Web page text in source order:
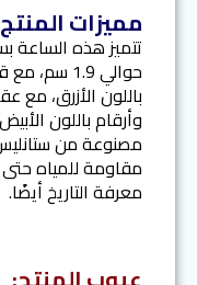
مميزات
تتميز هذه الساعة
حوالي 1.9
باللون الأزرق، مع
وأرقام باللون
مصنوعة من
معرفة التاريخ أيضًا.